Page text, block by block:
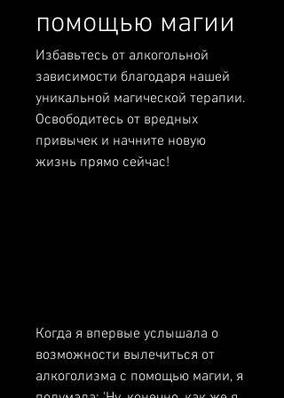
помощью магии
Избавьтесь от алкогольной
зависимости благодаря нашей
уникальной магической терапии.
Освободитесь от вредных
привычек и начните новую
жизнь прямо сейчас!
Когда я впервые услышала о
возможности вылечиться от
алкоголизма с помощью магии, я